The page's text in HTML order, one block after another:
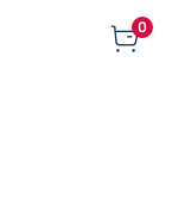
0